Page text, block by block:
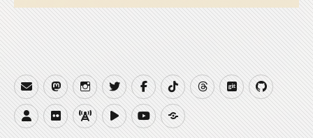
EmailMastodonInstagram
TwitterFacebook
TikTokThreadsGiteaGitHub
WebsiteFlickrQRZCQPeerTubeYouTube
Buy
Me